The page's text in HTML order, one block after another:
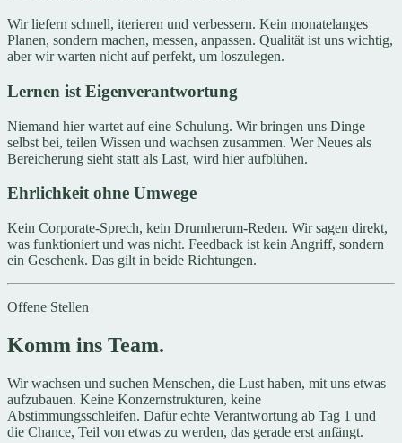
Wir liefern schnell, iterieren und verbessern. Kein monatelanges
Planen, sondern machen, messen, anpassen. Qualität ist uns wichtig,
aber wir warten nicht auf perfekt, um loszulegen.
Lernen ist Eigenverantwortung
Niemand hier wartet auf eine Schulung. Wir bringen uns Dinge
selbst bei, teilen Wissen und wachsen zusammen. Wer Neues als
Bereicherung sieht statt als Last, wird hier aufblühen.
Ehrlichkeit ohne Umwege
Kein Corporate-Sprech, kein Drumherum-Reden. Wir sagen direkt,
was funktioniert und was nicht. Feedback ist kein Angriff, sondern
ein Geschenk. Das gilt in beide Richtungen.
Offene Stellen
Komm ins Team.
Wir wachsen und suchen Menschen, die Lust haben, mit uns etwas
aufzubauen. Keine Konzernstrukturen, keine
Abstimmungsschleifen. Dafür echte Verantwortung ab Tag 1 und
die Chance, Teil von etwas zu werden, das gerade erst anfängt.